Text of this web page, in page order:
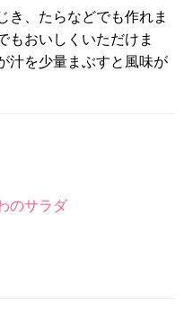
、たらなどでも作れま
もおいしくいただけま
汁を少量まぶすと風味が
のサラダ